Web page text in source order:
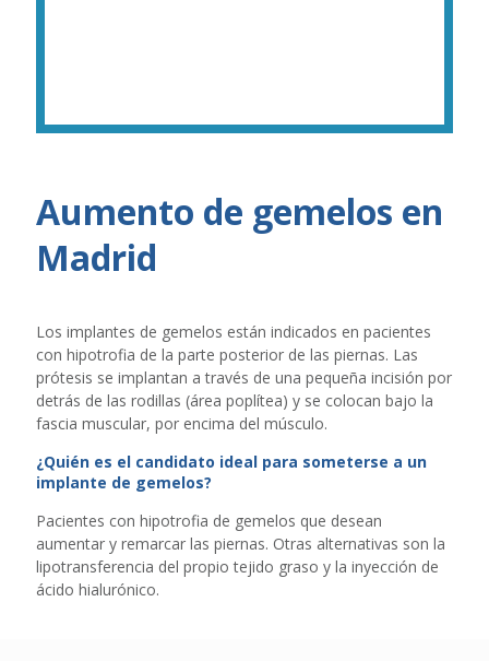
Aumento de gemelos en
Madrid
Los implantes de gemelos están indicados en pacientes
con hipotrofia de la parte posterior de las piernas. Las
prótesis se implantan a través de una pequeña incisión por
detrás de las rodillas (área poplítea) y se colocan bajo la
fascia muscular, por encima del músculo.
¿Quién es el candidato ideal para someterse a un
implante de gemelos?
Pacientes con hipotrofia de gemelos que desean
aumentar y remarcar las piernas. Otras alternativas son la
lipotransferencia del propio tejido graso y la inyección de
ácido hialurónico.